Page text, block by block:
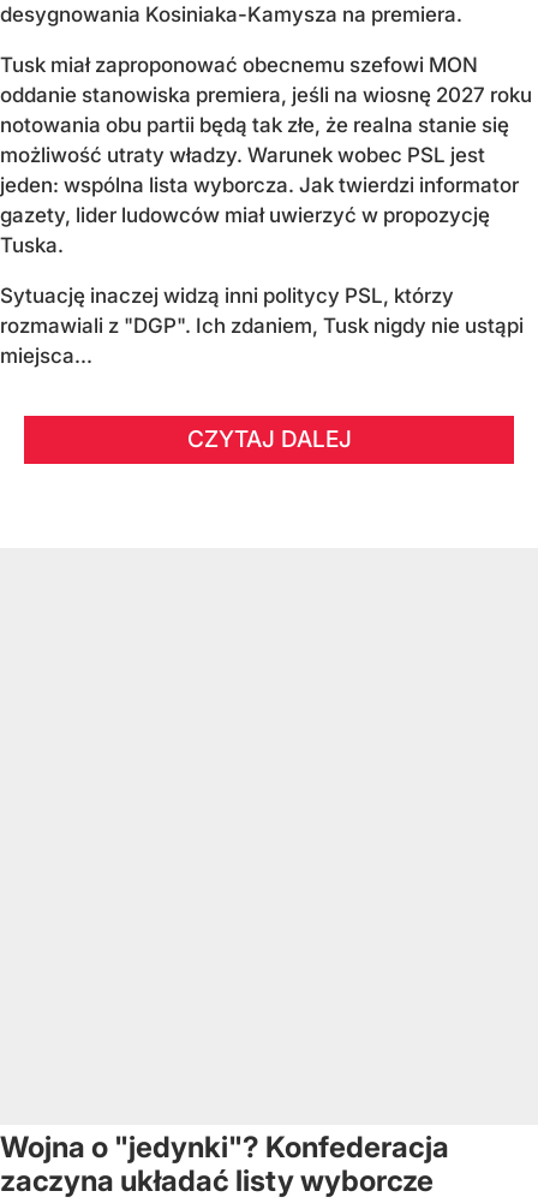
desygnowania Kosiniaka-Kamysza na premiera.
Tusk miał zaproponować obecnemu szefowi MON
oddanie stanowiska premiera, jeśli na wiosnę 2027 roku
notowania obu partii będą tak złe, że realna stanie się
możliwość utraty władzy. Warunek wobec PSL jest
jeden: wspólna lista wyborcza. Jak twierdzi informator
gazety, lider ludowców miał uwierzyć w propozycję
Tuska.
Sytuację inaczej widzą inni politycy PSL, którzy
rozmawiali z "DGP". Ich zdaniem, Tusk nigdy nie ustąpi
miejsca...
CZYTAJ DALEJ
Wojna o "jedynki"? Konfederacja
zaczyna układać listy wyborcze